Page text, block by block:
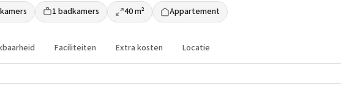
1 badkamers 40 m² Appartement
Faciliteiten Extra kosten Locatie